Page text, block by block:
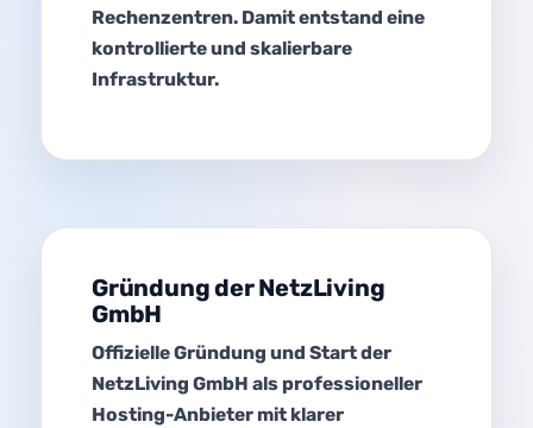
Rechenzentren. Damit entstand eine
kontrollierte und skalierbare
Infrastruktur.
Gründung der NetzLiving
GmbH
Offizielle Gründung und Start der
NetzLiving GmbH als professioneller
Hosting-Anbieter mit klarer